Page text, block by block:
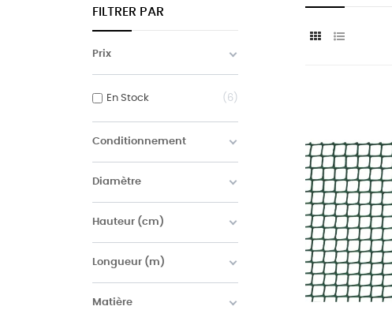
FILTRER PAR
Prix
En Stock 6
Conditionnement
Diamètre
Hauteur (cm)
Longueur (m)
Matière